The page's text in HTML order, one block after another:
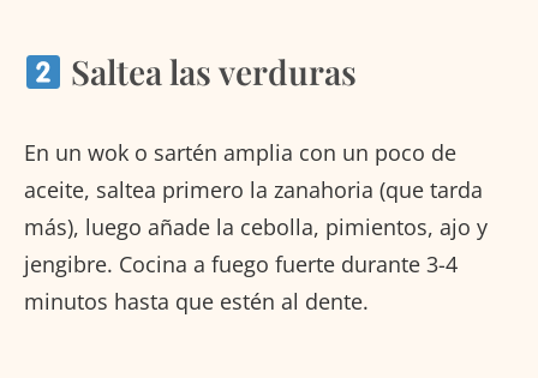
Saltea las verduras
En un wok o sartén amplia con un poco de
aceite, saltea primero la zanahoria (que tarda
más), luego añade la cebolla, pimientos, ajo y
jengibre. Cocina a fuego fuerte durante 3-4
minutos hasta que estén al dente.